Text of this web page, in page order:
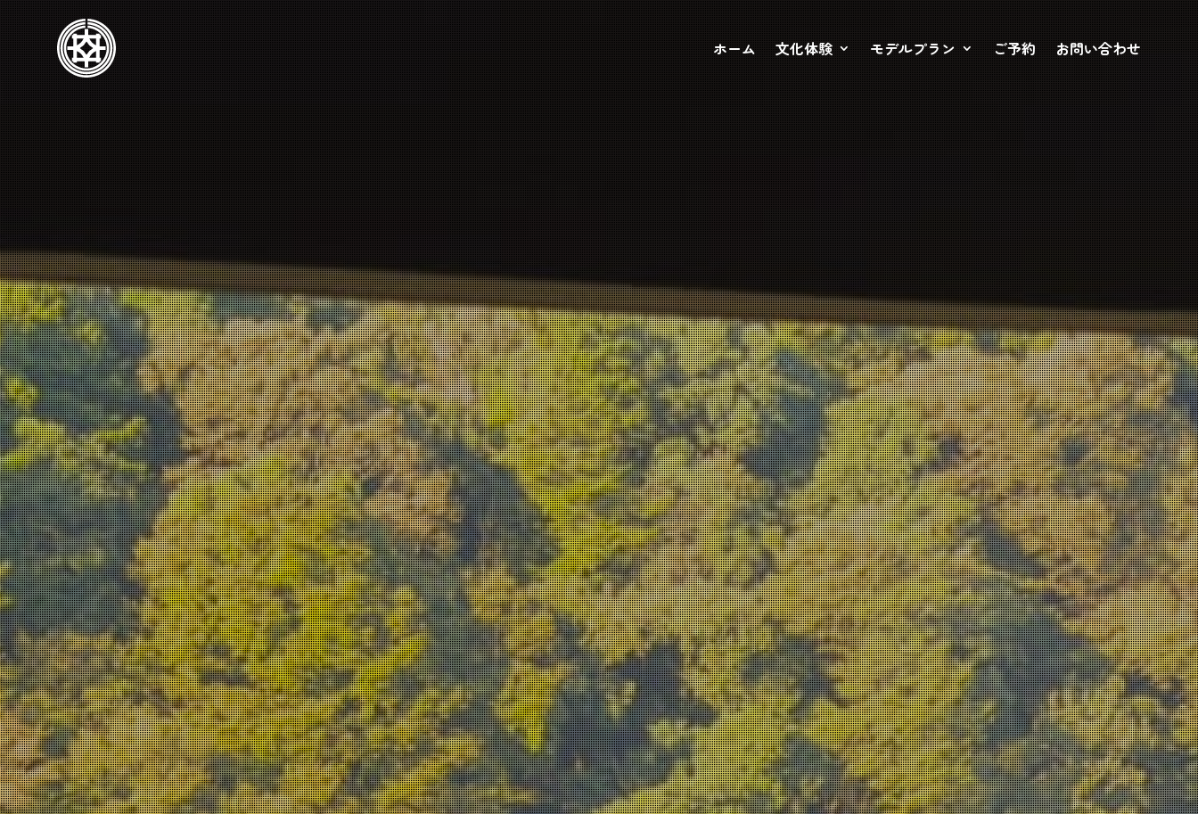
ホーム 文化体験 モデルプラン ご予約 お問い合わせ